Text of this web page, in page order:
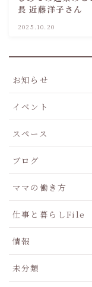
長 近藤洋子さん
2025.10.20
お知らせ
イベント
スペース
ブログ
ママの働き方
仕事と暮らしFile
情報
未分類